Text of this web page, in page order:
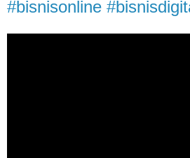
#bisnisonline